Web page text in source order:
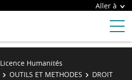
Aller à
Licence Humanités
OUTILS ET METHODES DROIT